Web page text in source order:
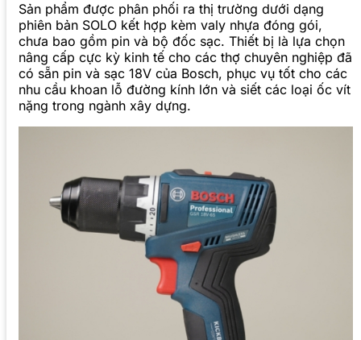
Sản phẩm được phân phối ra thị trường dưới dạng
phiên bản SOLO kết hợp kèm valy nhựa đóng gói,
chưa bao gồm pin và bộ đốc sạc. Thiết bị là lựa chọn
nâng cấp cực kỳ kinh tế cho các thợ chuyên nghiệp đã
có sẵn pin và sạc 18V của Bosch, phục vụ tốt cho các
nhu cầu khoan lỗ đường kính lớn và siết các loại ốc vít
nặng trong ngành xây dựng.